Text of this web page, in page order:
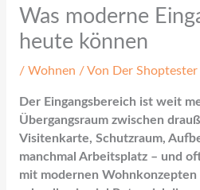
Was moderne
heute können
/ Wohnen / Von Der Shoptester
Der Eingangsbereich ist weit
Übergangsraum zwischen
Visitenkarte, Schutzraum,
manchmal Arbeitsplatz – und
mit modernen